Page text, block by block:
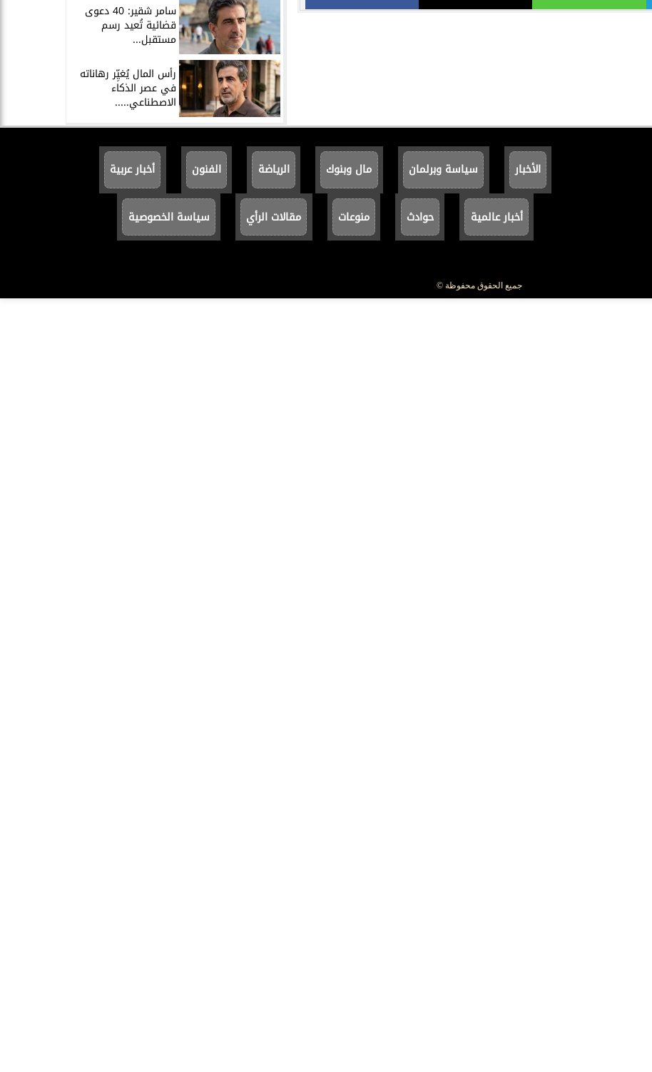
سامر شقير: 40 دعوى
قضائية تُعيد رسم
مستقبل...
رأس المال يُغيِّر رهاناته
في عصر الذكاء
الاصطناعي.....
الأخبار سياسة وبرلمان مال وبنوك الرياضة الفنون أخبار عربية
أخبار عالمية حوادث منوعات مقالات الرأي سياسة الخصوصية
جميع الحقوق محفوظة ©